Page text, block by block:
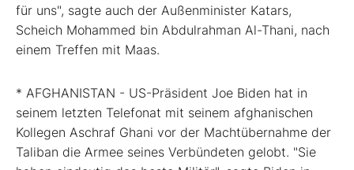
für uns", sagte auch der Außenminister Katars,
Scheich Mohammed bin Abdulrahman Al-Thani, nach
einem Treffen mit Maas.
* AFGHANISTAN - US-Präsident Joe Biden hat in
seinem letzten Telefonat mit seinem afghanischen
Kollegen Aschraf Ghani vor der Machtübernahme der
Taliban die Armee seines Verbündeten gelobt. "Sie